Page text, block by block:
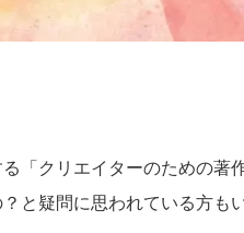
「クリエイターのための
と疑問に思われている方も